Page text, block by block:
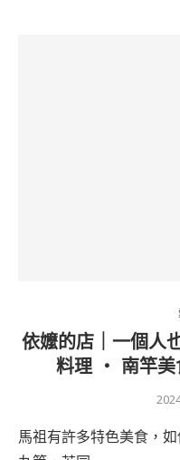
依嬤的店｜一個人
料理 ‧ 南竿美
馬祖有許多特色美食，